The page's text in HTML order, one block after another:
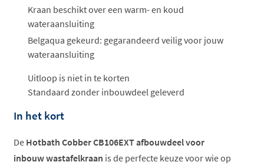
Kraan beschikt over een warm- en koud
wateraansluiting
Belgaqua gekeurd: gegarandeerd veilig voor jouw
wateraansluiting
Uitloop is niet in te korten
Standaard zonder inbouwdeel geleverd
In het kort
De Hotbath Cobber CB106EXT afbouwdeel voor
inbouw wastafelkraan is de perfecte keuze voor wie op